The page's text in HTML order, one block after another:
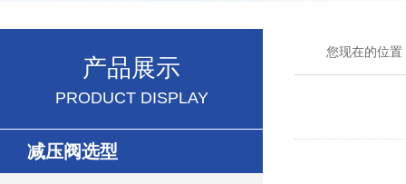
产品展示
PRODUCT DISPLAY
减压阀选型
您现在的位置